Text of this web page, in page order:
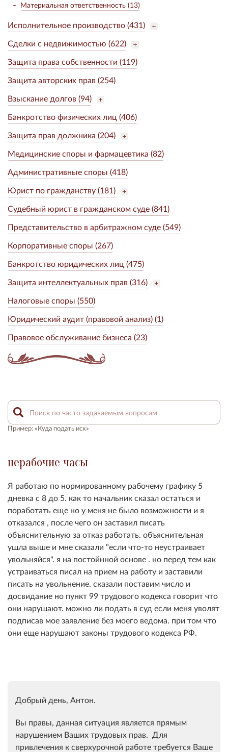
Материальная ответственность (13)
Исполнительное производство (431)
Сделки с недвижимостью (622)
Защита права собственности (119)
Защита авторских прав (254)
Взыскание долгов (94)
Банкротство физических лиц (406)
Защита прав должника (204)
Медицинские споры и фармацевтика (82)
Административные споры (418)
Юрист по гражданству (181)
Судебный юрист в гражданском суде (841)
Представительство в арбитражном суде (549)
Корпоративные споры (267)
Банкротство юридических лиц (475)
Защита интеллектуальных прав (316)
Налоговые споры (550)
Юридический аудит (правовой анализ) (1)
Правовое обслуживание бизнеса (23)
Пример: «Куда подать иск»
нерабочие часы
Я работаю по нормированному рабочему графику 5
дневка с 8 до 5. как то начальник сказал остаться и
поработать еще но у меня не было возможности и я
отказался , после чего он заставил писать
объяснительную за отказ работать. объяснительная
ушла выше и мне сказали "если что-то неустраивает
увольняйся". я на постойнной основе . но перед тем как
устраиваться писал на прием на работу и заставили
писать на увольнение. сказали поставим число и
досвидание но пункт 99 трудового кодекса говорит что
они нарушают. можно ли подать в суд если меня уволят
подписав мое заявление без моего ведома. при том что
они еще нарушают законы трудового кодекса РФ.
Добрый день, Антон.
Вы правы, данная ситуация является прямым
нарушением Ваших трудовых прав. Для
привлечения к сверхурочной работе требуется Ваше